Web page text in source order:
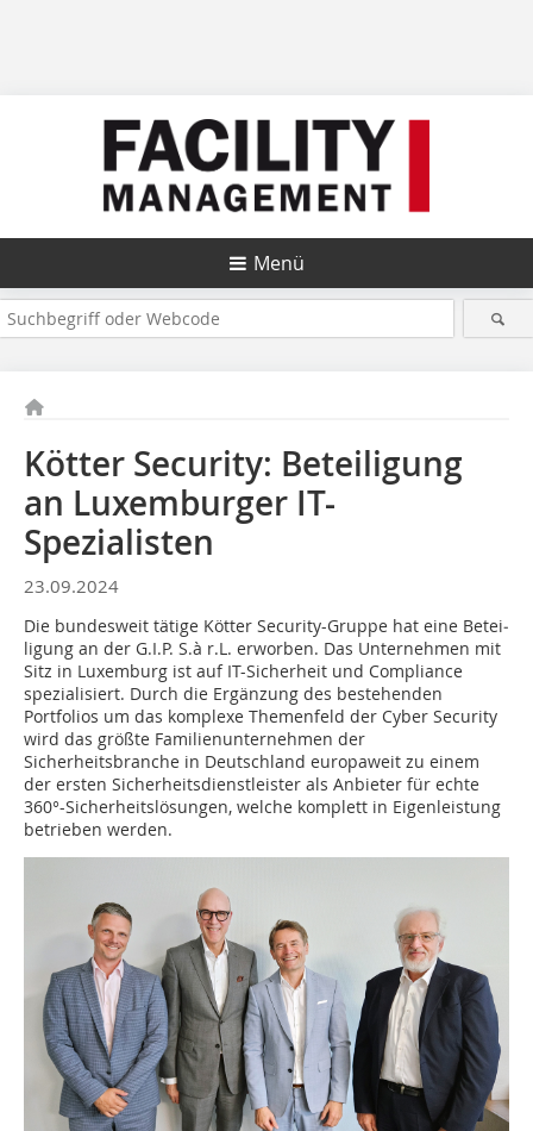
Menü
Kötter Security: Beteiligung
an Luxemburger IT-
Spezialisten
23.09.2024
Die bundesweit tätige Kötter Security-Gruppe hat eine Be­tei­
ligung an der G.I.P. S.à r.L. erworben. Das Unternehmen mit
Sitz in Luxemburg ist auf IT-Sicherheit und Compliance
spezialisiert. Durch die Ergänzung des bestehenden
Portfolios um das komplexe Themenfeld der Cyber Security
wird das größte Familienunternehmen der
Sicherheitsbranche in Deutschland europaweit zu einem
der ersten Sicherheitsdienstleister als Anbieter für echte
360°-Sicher­heitslösungen, welche komplett in Eigenleistung
betrieben werden.